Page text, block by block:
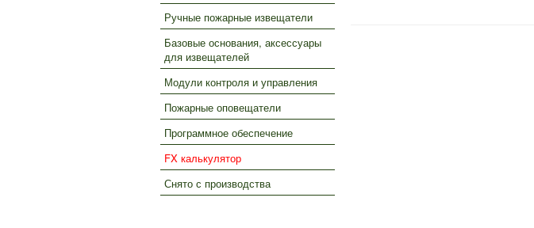
Ручные пожарные извещатели
Базовые основания, аксессуары
для извещателей
Модули контроля и управления
Пожарные оповещатели
Программное обеспечение
FX калькулятор
Снято с производства